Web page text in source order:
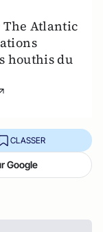
The Atlantic
houthis du
CLASSER
Google